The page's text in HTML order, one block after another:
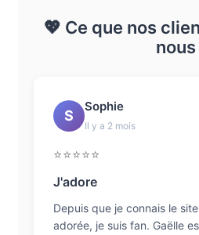
💖 Ce que nos
nous
S
Sophie
Il y a 2 mois
⭐⭐⭐⭐⭐
J'adore
Depuis que je connais le
adorée, je suis fan. Gaëlle